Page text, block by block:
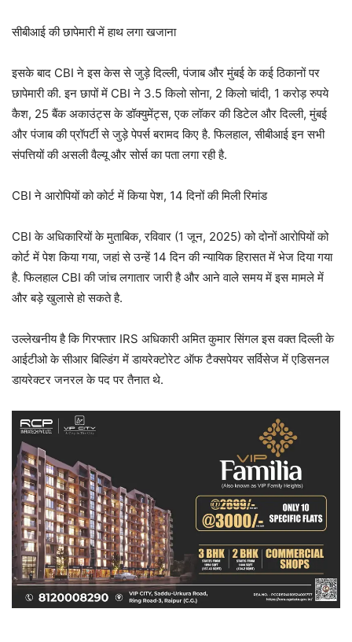
सीबीआई की छापेमारी में हाथ लगा खजाना
इसके बाद CBI ने इस केस से जुड़े दिल्ली, पंजाब और मुंबई के कई ठिकानों पर
छापेमारी की. इन छापों में CBI ने 3.5 किलो सोना, 2 किलो चांदी, 1 करोड़ रुपये
कैश, 25 बैंक अकाउंट्स के डॉक्युमेंट्स, एक लॉकर की डिटेल और दिल्ली, मुंबई
और पंजाब की प्रॉपर्टी से जुड़े पेपर्स बरामद किए है. फिलहाल, सीबीआई इन सभी
संपत्तियों की असली वैल्यू और सोर्स का पता लगा रही है.
CBI ने आरोपियों को कोर्ट में किया पेश, 14 दिनों की मिली रिमांड
CBI के अधिकारियों के मुताबिक, रविवार (1 जून, 2025) को दोनों आरोपियों को
कोर्ट में पेश किया गया, जहां से उन्हें 14 दिन की न्यायिक हिरासत में भेज दिया गया
है. फिलहाल CBI की जांच लगातार जारी है और आने वाले समय में इस मामले में
और बड़े खुलासे हो सकते है.
उल्लेखनीय है कि गिरफ्तार IRS अधिकारी अमित कुमार सिंगल इस वक्त दिल्ली के
आईटीओ के सीआर बिल्डिंग में डायरेक्टोरेट ऑफ टैक्सपेयर सर्विसेज में एडिसनल
डायरेक्टर जनरल के पद पर तैनात थे.